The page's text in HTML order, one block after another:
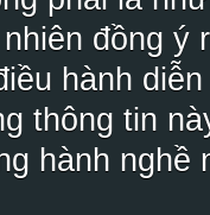
đồng ý
hành
thông tin
hành